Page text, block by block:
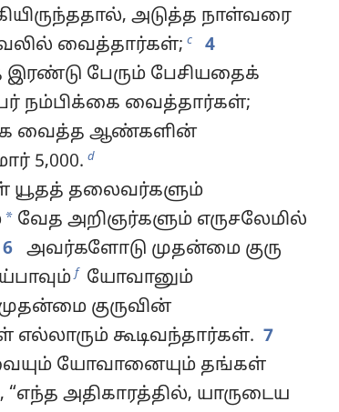
அடுத்த நாள்வரை
வைத்தார்கள்; c
4
பேரும் பேசியதைக்
நம்பிக்கை வைத்தார்கள்;
வைத்த ஆண்களின்
5,000. d
யூதத் தலைவர்களும்
* வேத அறிஞர்களும் எருசலேமில்
6
அவர்களோடு முதன்மை குரு
f யோவானும்
குருவின்
கூடிவந்தார்கள். 7
யோவானையும் தங்கள்
“எந்த அதிகாரத்தில், யாருடைய